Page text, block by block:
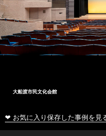
大船渡市民文化会館
❤ お気に入り保存した事例を見